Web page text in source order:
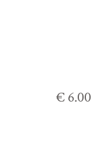
€ 6.00